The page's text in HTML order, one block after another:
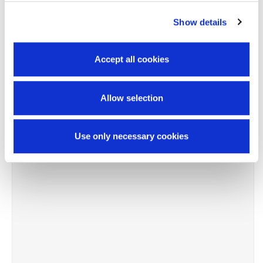
Show details
Accept all cookies
Allow selection
Use only necessary cookies
-20%